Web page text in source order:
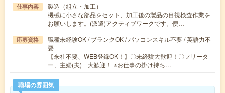
仕事内容
製造（組立・加工）
機械に小さな部品をセット、加工後の製品の目視検査作業を
お願いします。(派遣)アクティブワークです。便…
応募資格
職種未経験OK / ブランクOK / パソコンスキル不要 / 英語力不
要
【来社不要、WEB登録OK！】〇未経験大歓迎！〇フリータ
ー、主婦(夫) 大歓迎！ ※お仕事の掛け持ち…
職場の雰囲気